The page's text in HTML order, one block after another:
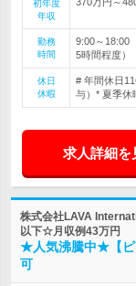
初年度
年収
勤務
時間
9:00～18:00
5時間程度）
休日
休暇
# 年間休日
与）* 夏季休
求人詳細を
株式会社LAVA
以下☆月収例43万円
★人気沸騰中★【ピ
可